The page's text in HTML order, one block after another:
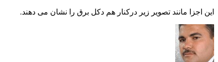
این اجزا مانند تصویر زیر درکنار هم دکل برق را نشان می دهند.